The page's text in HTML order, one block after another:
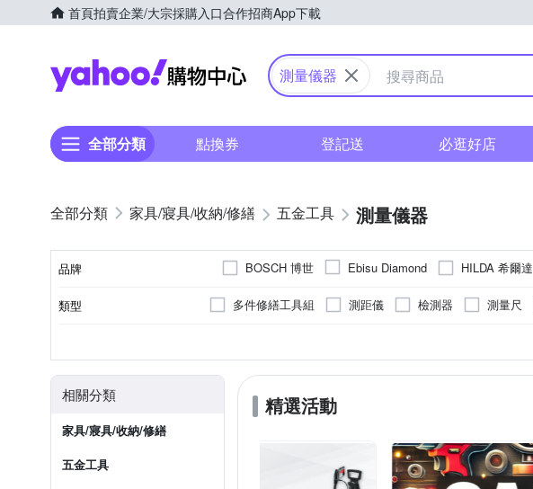
首頁拍賣企業/大宗採購入口合作招商App下載
Yahoo購物中心
測量儀器
全部分類 點換券 登記送 必逛好店
家具/寢具/收納/修繕 五金工具 測量儀器
品牌 BOSCH 博世 Ebisu Diamond HILDA 希爾達
類型 多件修繕工具組 測距儀 檢測器 測量尺
相關分類
家具/寢具/收納/修繕
五金工具
精選活動